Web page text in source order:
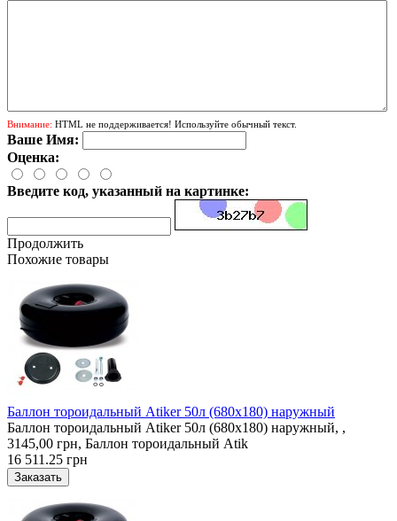
Внимание: HTML не поддерживается! Используйте обычный текст.
Ваше Имя:
Оценка:
Введите код, указанный на картинке:
Продолжить
Похожие товары
Баллон тороидальный Atiker 50л (680х180) наружный
Баллон тороидальный Atiker 50л (680х180) наружный, ,
3145,00 грн, Баллон тороидальный Atik
16 511.25 грн